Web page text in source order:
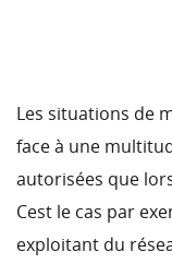
Les situations de
face à une
autorisées que
Cest le cas par
exploitant du